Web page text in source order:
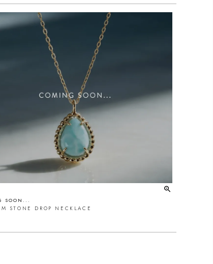
SOON...
STONE DROP NECKLACE